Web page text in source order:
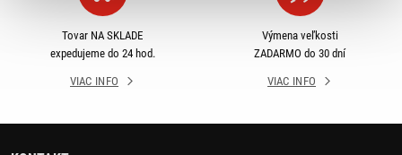
Tovar NA SKLADE
expedujeme do 24 hod.
VIAC INFO
Výmena veľkosti
ZADARMO do 30 dní
VIAC INFO